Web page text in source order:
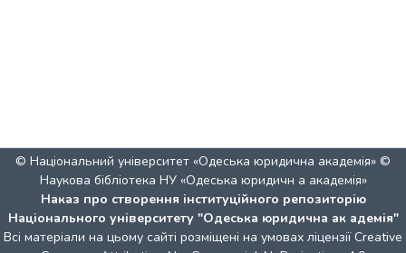
© Національний університет «Одеська юридична академія» ©
Наукова бібліотека НУ «Одеська юридичн а академія»
Наказ про створення інституційного репозиторію
Національного університету "Одеська юридична ак адемія"
Всі матеріали на цьому сайті розміщені на умовах ліцензії Creative